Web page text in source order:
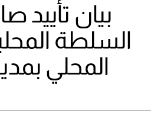
بيان تأييد
السلطة
المحلي